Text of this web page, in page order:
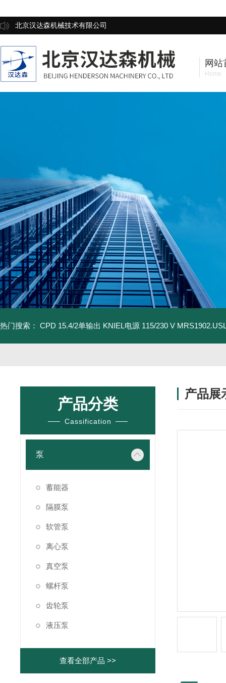
北京汉达森机械技术有限公司
网站
Home
热门搜索： CPD 15.4/2单输出 KNIEL电源 115/230 V
产品分类
Cassification
泵
蓄能器
隔膜泵
软管泵
离心泵
真空泵
螺杆泵
齿轮泵
液压泵
查看全部产品 >>
产品展